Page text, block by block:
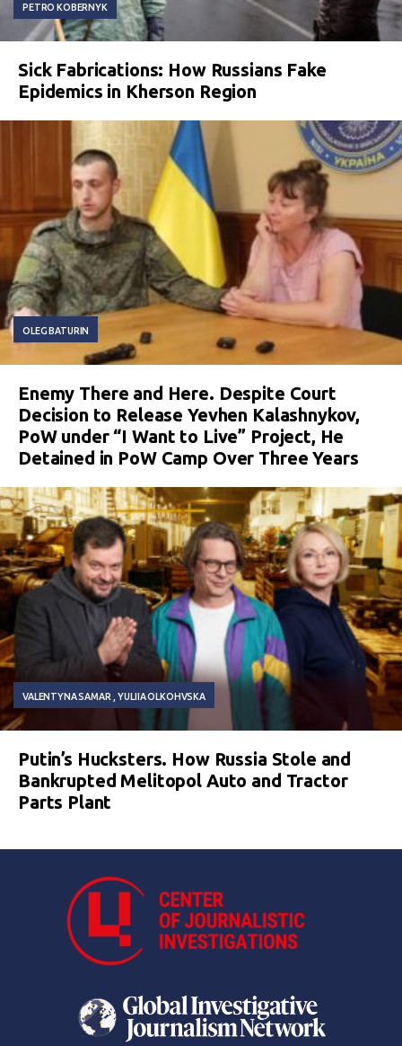
PETRO KOBERNYK
Sick Fabrications: How Russians Fake
Epidemics in Kherson Region
OLEG BATURIN
Enemy There and Here. Despite Court
Decision to Release Yevhen Kalashnykov,
PoW under “I Want to Live” Project, He
Detained in PoW Camp Over Three Years
VALENTYNA SAMAR YULIIA OLKOHVSKA
Putin’s Hucksters. How Russia Stole and
Bankrupted Melitopol Auto and Tractor
Parts Plant